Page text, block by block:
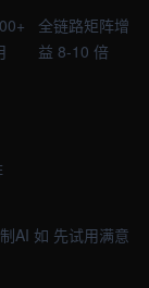
全链路矩阵增
益 8-10 倍
AI 如 先试用满意